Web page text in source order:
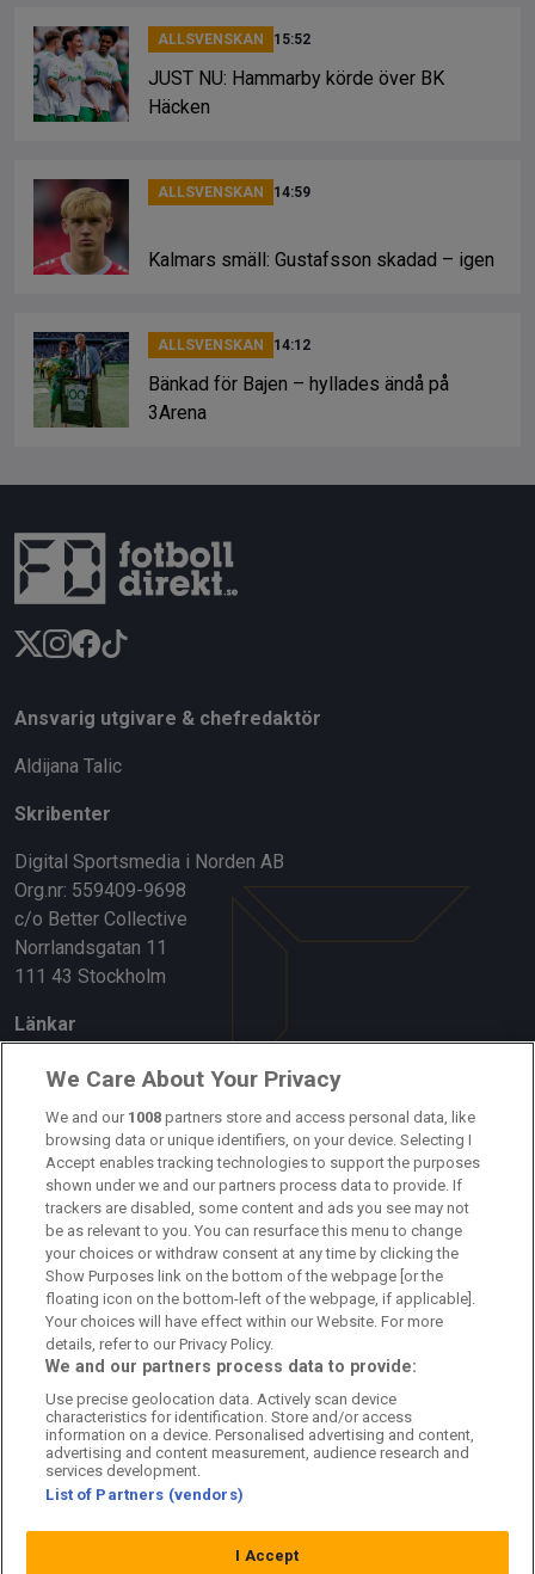
ALLSVENSKAN 15:52
JUST NU: Hammarby körde över BK
Häcken
ALLSVENSKAN 14:59
Kalmars smäll: Gustafsson skadad – igen
ALLSVENSKAN 14:12
Bänkad för Bajen – hyllades ändå på
3Arena
Ansvarig utgivare & chefredaktör
Aldijana Talic
Skribenter
Digital Sportsmedia i Norden AB
Org.nr: 559409-9698
c/o Better Collective
Norrlandsgatan 11
111 43 Stockholm
Länkar
Om oss
Kontakta oss
Kundtjänst
Sponsor: Rekatochklart
Annonsera på Fotbolldirekt
Redaktionell policy
Personuppgiftspolicy
Cookiepolicy
Arkiv
We Care About Your Privacy
We and our 1008 partners store and access personal data, like
browsing data or unique identifiers, on your device. Selecting I
Accept enables tracking technologies to support the purposes
shown under we and our partners process data to provide. If
trackers are disabled, some content and ads you see may not
be as relevant to you. You can resurface this menu to change
your choices or withdraw consent at any time by clicking the
Show Purposes link on the bottom of the webpage [or the
floating icon on the bottom-left of the webpage, if applicable].
Your choices will have effect within our Website. For more
details, refer to our Privacy Policy.
We and our partners process data to provide:
Use precise geolocation data. Actively scan device
characteristics for identification. Store and/or access
information on a device. Personalised advertising and content,
advertising and content measurement, audience research and
services development.
List of Partners (vendors)
I Accept